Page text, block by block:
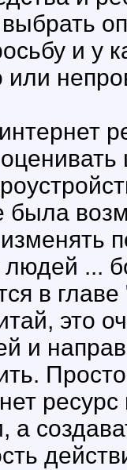
и у
или
была
людей ...
в
это
и
а